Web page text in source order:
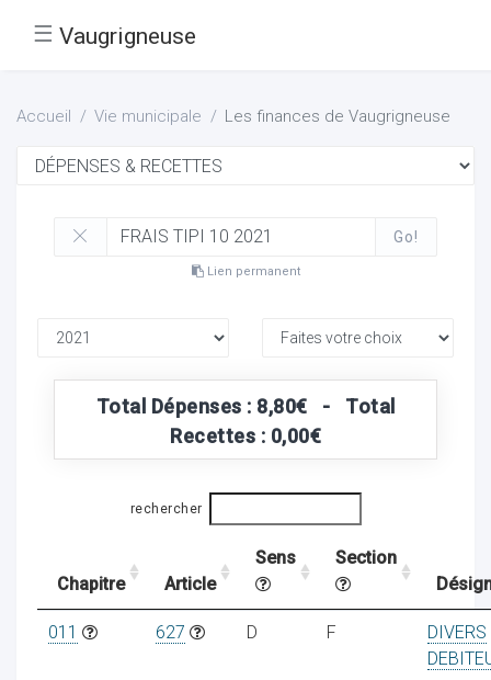
☰ Vaugrigneuse
Accueil Vie municipale Les finances de Vaugrigneuse
Go!
Lien permanent
Total Dépenses : 8,80€ - Total
Recettes : 0,00€
rechercher
Chapitre Article
Sens
Section
011 627 D F
DIVERS